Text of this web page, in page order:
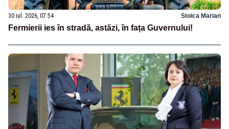
30 iul. 2026, 07:54 Stoica Marian
Fermierii ies în stradă, astăzi, în fața Guvernului!